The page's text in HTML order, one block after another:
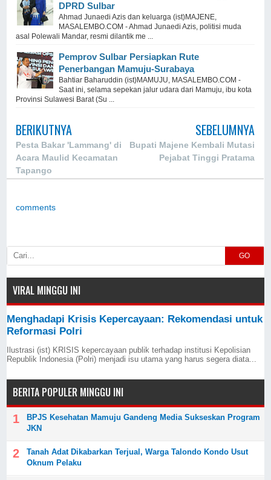
DPRD Sulbar
Ahmad Junaedi Azis dan keluarga (ist)MAJENE,
MASALEMBO.COM - Ahmad Junaedi Azis, politisi muda
asal Polewali Mandar, resmi dilantik me ...
Pemprov Sulbar Persiapkan Rute
Penerbangan Mamuju-Surabaya
Bahtiar Baharuddin (ist)MAMUJU, MASALEMBO.COM -
Saat ini, selama sepekan jalur udara dari Mamuju, ibu kota
Provinsi Sulawesi Barat (Su ...
BERIKUTNYA
Pesta Bakar 'Lammang' di
Acara Maulid Kecamatan
Tapango
SEBELUMNYA
Bupati Majene Kembali Mutasi
Pejabat Tinggi Pratama
comments
GO
VIRAL MINGGU INI
Menghadapi Krisis Kepercayaan: Rekomendasi untuk
Reformasi Polri
Ilustrasi (ist) KRISIS kepercayaan publik terhadap institusi Kepolisian
Republik Indonesia (Polri) menjadi isu utama yang harus segera diata...
BERITA POPULER MINGGU INI
BPJS Kesehatan Mamuju Gandeng Media Sukseskan Program
JKN
Tanah Adat Dikabarkan Terjual, Warga Talondo Kondo Usut
Oknum Pelaku